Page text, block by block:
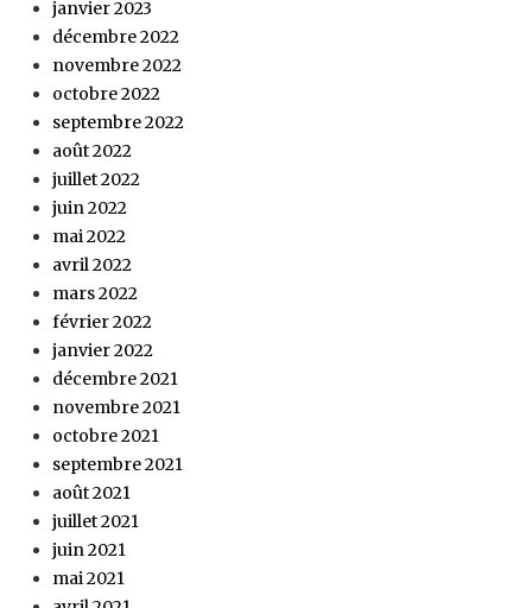
janvier 2023
décembre 2022
novembre 2022
octobre 2022
septembre 2022
août 2022
juillet 2022
juin 2022
mai 2022
avril 2022
mars 2022
février 2022
janvier 2022
décembre 2021
novembre 2021
octobre 2021
septembre 2021
août 2021
juillet 2021
juin 2021
mai 2021